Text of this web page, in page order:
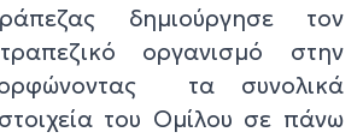
δημιούργησε τον
οργανισμό στην
τα συνολικά
του Ομίλου σε πάνω